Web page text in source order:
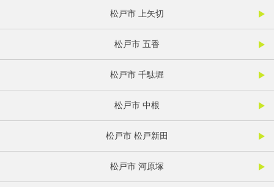
松戸市 上矢切
松戸市 五香
松戸市 千駄堀
松戸市 中根
松戸市 松戸新田
松戸市 河原塚